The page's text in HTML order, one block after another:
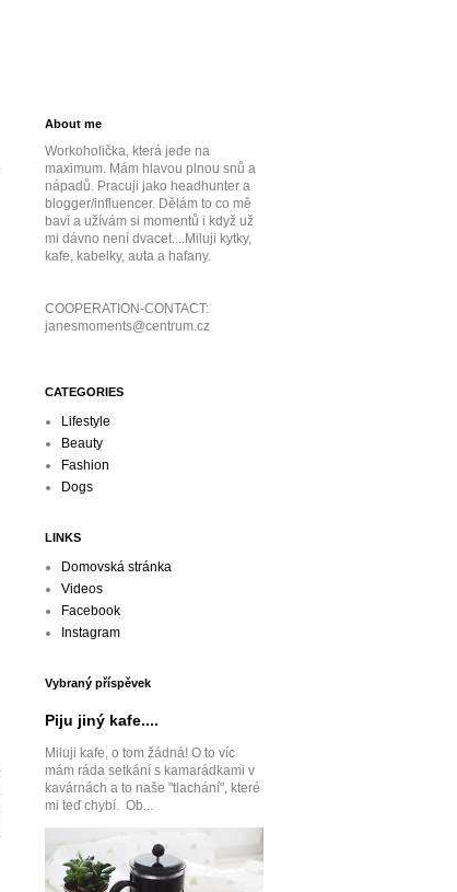
About me
Workoholička, která jede na
maximum. Mám hlavou plnou snů a
nápadů. Pracuji jako headhunter a
blogger/influencer. Dělám to co mě
baví a užívám si momentů i když už
mi dávno není dvacet....Miluji kytky,
kafe, kabelky, auta a hafany.
COOPERATION-CONTACT:
janesmoments@centrum.cz
CATEGORIES
Lifestyle
Beauty
Fashion
Dogs
LINKS
Domovská stránka
Videos
Facebook
Instagram
Vybraný příspěvek
Piju jiný kafe....
Miluji kafe, o tom žádná! O to víc
mám ráda setkání s kamarádkami v
kavárnách a to naše "tlachání", které
mi teď chybí. Ob...